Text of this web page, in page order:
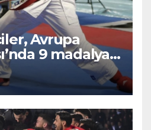
Avrupa
9 madalya